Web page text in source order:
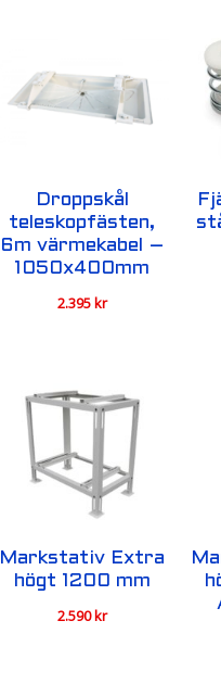
Droppskål
teleskopfästen,
6m värmekabel –
1050x400mm
2.395kr
Markstativ Extra
högt 1200 mm
2.590kr